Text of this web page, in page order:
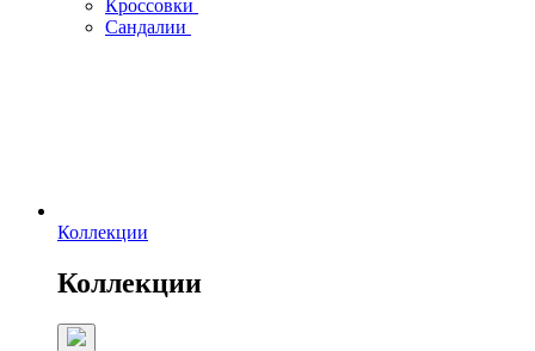
Кроссовки
Сандалии
Коллекции
Коллекции